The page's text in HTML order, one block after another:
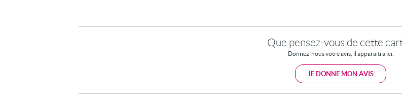
Que pensez-vous de cette
Donnez-nous votre avis, il apparaitra ici.
JE DONNE MON AVIS